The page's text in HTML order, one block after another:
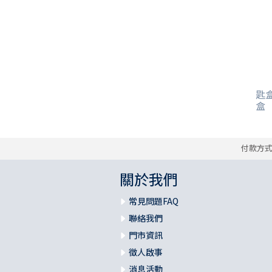
匙
盒
付款方
關於我們
常見問題FAQ
聯絡我們
門市資訊
徵人啟事
消息活動